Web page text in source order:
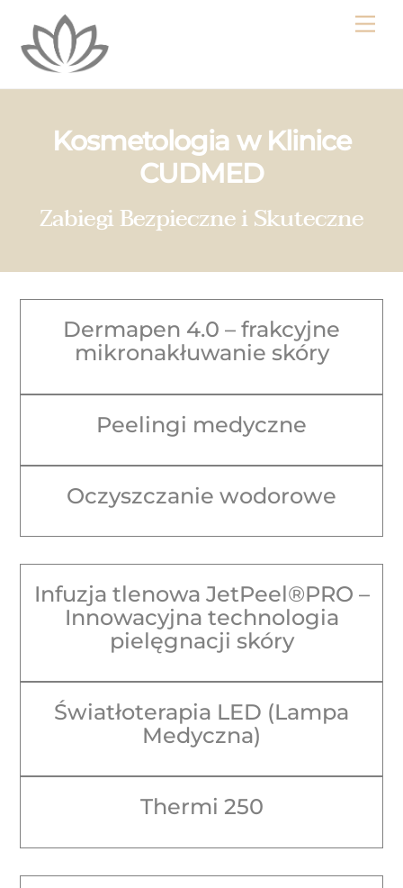
content
Kosmetologia w Klinice
CUDMED
Zabiegi Bezpieczne i Skuteczne
Dermapen 4.0 – frakcyjne
mikronakłuwanie skóry
Peelingi medyczne
Oczyszczanie wodorowe
Infuzja tlenowa JetPeel®PRO –
Innowacyjna technologia
pielęgnacji skóry
Światłoterapia LED (Lampa
Medyczna)
Thermi 250